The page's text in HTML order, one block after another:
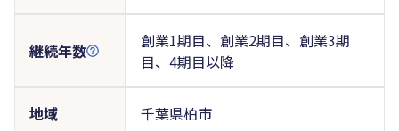
継続年数
創業1期目、創業2期目、創業3期
目、4期目以降
地域 千葉県柏市